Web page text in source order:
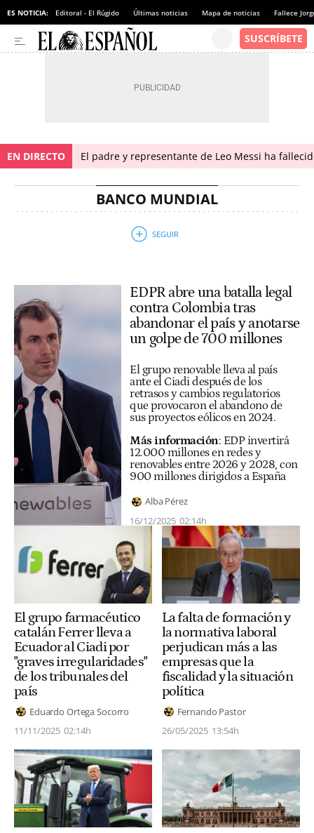
ES NOTICIA: Editoral - El Rúgido Últimas noticias Mapa de noticias Fallece
EN DIRECTO El padre y representante de Leo Messi ha
BANCO MUNDIAL
EDPR abre una batalla legal
contra Colombia tras
abandonar el país y anotarse
un golpe de 700 millones
El grupo renovable lleva al país
ante el Ciadi después de los
retrasos y cambios regulatorios
que provocaron el abandono de
sus proyectos eólicos en 2024.
Más información: EDP invertirá
12.000 millones en redes y
renovables entre 2026 y 2028, con
900 millones dirigidos a España
Alba Pérez
16/12/2025 02:14h
El grupo farmacéutico
catalán Ferrer lleva a
Ecuador al Ciadi por
"graves irregularidades"
de los tribunales del
país
Eduardo Ortega Socorro
11/11/2025 02:14h
La falta de formación y
la normativa laboral
perjudican más a las
empresas que la
fiscalidad y la situación
política
Fernando Pastor
26/05/2025 13:54h